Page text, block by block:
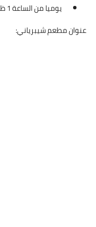
يوميا من الساعة 1 ظهرا وحتى الساعة 12:30 منتصف الليل
عنوان مطعم شيبرياني: